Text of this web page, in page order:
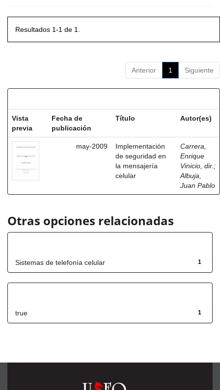
Resultados 1-1 de 1.
Anterior 1 Siguiente
Vista
previa
Fecha de
publicación
Título Autor(es)
may-2009
Implementación
de seguridad en
la mensajería
celular
Carrera,
Enrique
Vinicio, dir. ;
Albuja,
Juan Pablo
Otras opciones relacionadas
1
Sistemas de telefonía celular
1
true